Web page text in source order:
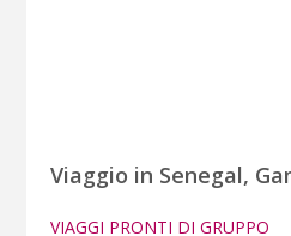
Viaggio in Senegal,
VIAGGI PRONTI DI GRUPPO